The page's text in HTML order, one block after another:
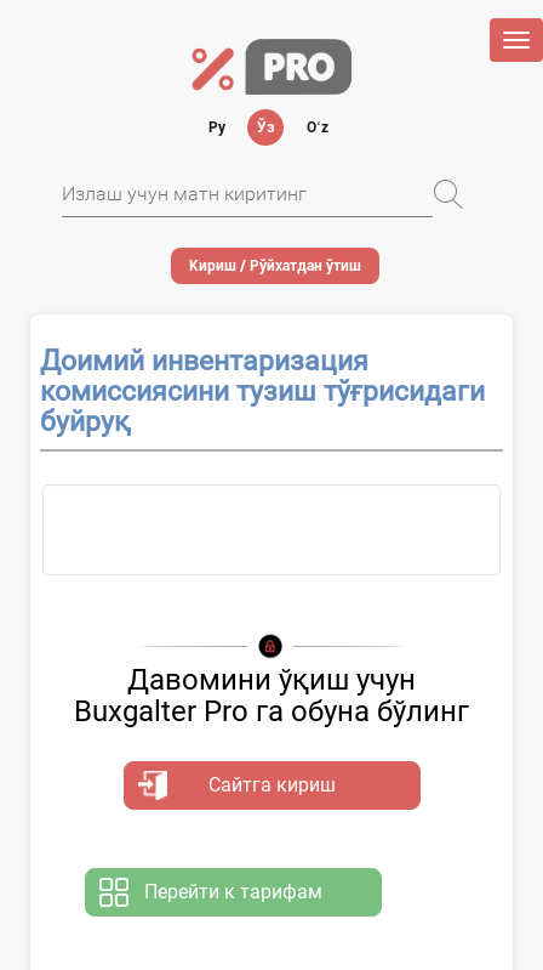
Ру Ўз Oʻz
Кириш / Рўйхатдан ўтиш
Доимий инвентаризация
комиссиясини тузиш тўғрисидаги
буйруқ
Давомини ўқиш учун
Buxgalter Pro га обуна бўлинг
Сайтга кириш
Перейти к тарифам